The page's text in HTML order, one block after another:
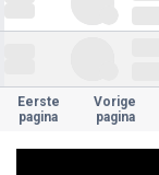
Eerste
pagina
Vorige
pagina